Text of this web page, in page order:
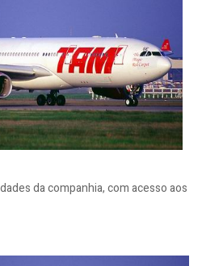
da companhia, com acesso aos